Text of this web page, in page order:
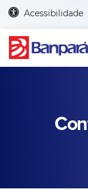
Acessibilidade